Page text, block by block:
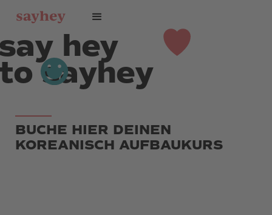
hey
sayhey
BUCHE HIER DEINEN
KOREANISCH AUFBAUKURS